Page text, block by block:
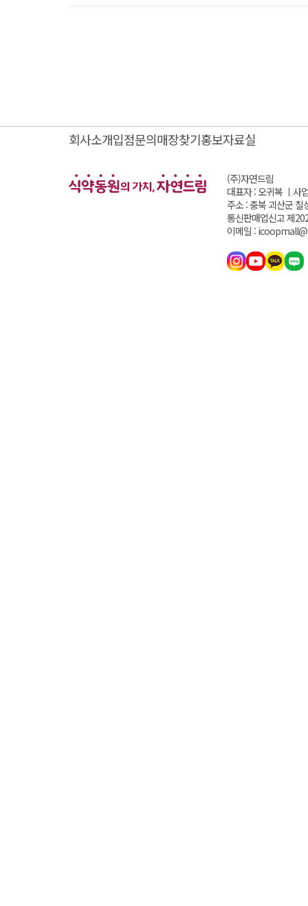
회사소개입점문의매장찾기홍보자료실
(주)자연드림
대표자 : 오귀복 ㅣ 사
주소 : 충북 괴산군 칠
통신판매업신고 제
이메일 :